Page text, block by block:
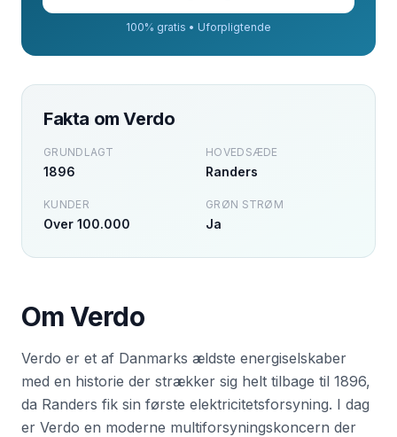
100% gratis • Uforpligtende
Fakta omVerdo
GRUNDLAGT
1896
HOVEDSÆDE
Randers
KUNDER
Over 100.000
GRØN STRØM
Ja
OmVerdo
Verdo er et af Danmarks ældste energiselskaber
med en historie der strækker sig helt tilbage til 1896,
da Randers fik sin første elektricitetsforsyning. I dag
er Verdo en moderne multiforsyningskoncern der